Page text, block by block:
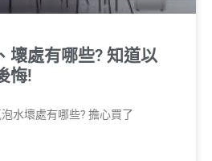
壞處有哪些? 知道以
悔!
水壞處有哪些?​ 擔心買了